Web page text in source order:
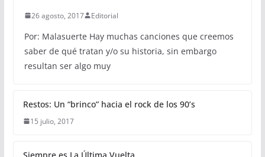
26 agosto, 2017 Editorial
Por: Malasuerte Hay muchas canciones que creemos
saber de qué tratan y/o su historia, sin embargo
resultan ser algo muy
Restos: Un “brinco” hacia el rock de los 90’s
15 julio, 2017